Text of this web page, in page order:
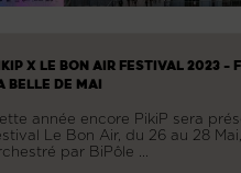
X LE BON AIR FESTIVAL 2023 -
BELLE DE MAI
année encore PikiP sera
Le Bon Air, du 26 au 28 Mai,
par BiPôle …